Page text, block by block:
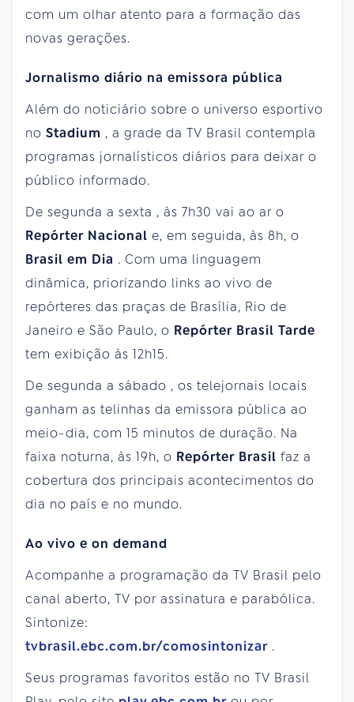
com um olhar atento para a formação das
novas gerações.
Jornalismo diário na emissora pública
Além do noticiário sobre o universo esportivo
no Stadium , a grade da TV Brasil contempla
programas jornalísticos diários para deixar o
público informado.
De segunda a sexta , às 7h30 vai ao ar o
Repórter Nacional e, em seguida, às 8h, o
Brasil em Dia . Com uma linguagem
dinâmica, priorizando links ao vivo de
repórteres das praças de Brasília, Rio de
Janeiro e São Paulo, o Repórter Brasil Tarde
tem exibição às 12h15.
De segunda a sábado , os telejornais locais
ganham as telinhas da emissora pública ao
meio-dia, com 15 minutos de duração. Na
faixa noturna, às 19h, o Repórter Brasil faz a
cobertura dos principais acontecimentos do
dia no país e no mundo.
Ao vivo e on demand
Acompanhe a programação da TV Brasil pelo
canal aberto, TV por assinatura e parabólica.
Sintonize:
tvbrasil.ebc.com.br/comosintonizar .
Seus programas favoritos estão no TV Brasil